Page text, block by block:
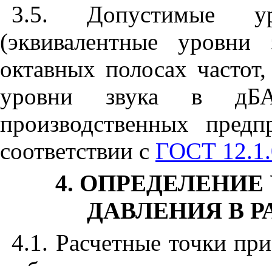
3.5. Допустимые
(эквивалентные уровни
октавных полосах
уровни звука в
производственных
соответствии с ГОСТ
4.
ДАВЛЕНИЯ В
4.1. Расчетные точки